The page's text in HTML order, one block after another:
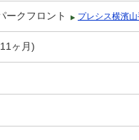
ークフロント プレシス横濱
ヶ月)